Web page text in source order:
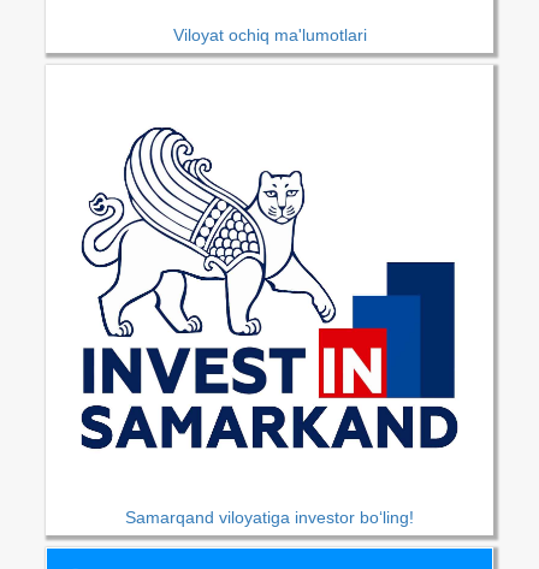
Viloyat ochiq ma'lumotlari
Samarqand viloyatiga investor bo‘ling!